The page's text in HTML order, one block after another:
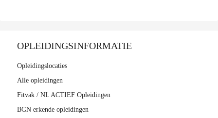
OPLEIDINGSINFORMATIE
Opleidingslocaties
Alle opleidingen
Fitvak / NL ACTIEF Opleidingen
BGN erkende opleidingen